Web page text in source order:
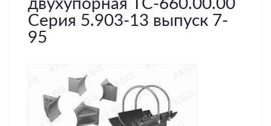
двухупорная ТС-660.00.00
Серия 5.903-13 выпуск 7-
95